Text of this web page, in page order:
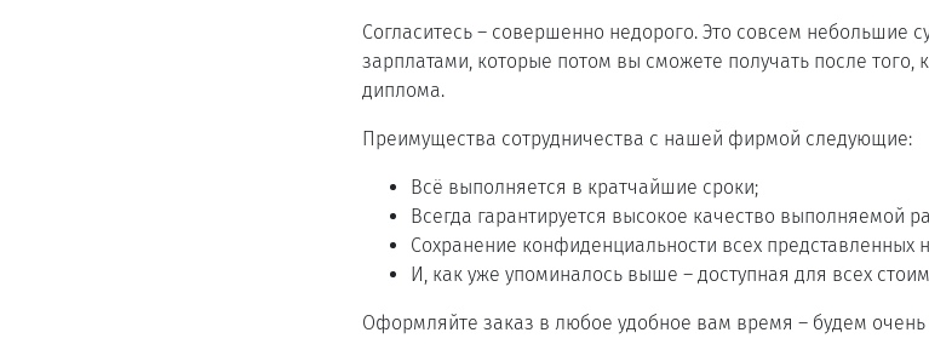
Согласитесь – совершенно недорого. Это совсем небольшие
зарплатами, которые потом вы сможете получать после того,
диплома.
Преимущества сотрудничества с нашей фирмой следующие:
Всё выполняется в кратчайшие сроки;
Всегда гарантируется высокое качество выполняемой
Сохранение конфиденциальности всех представленных
И, как уже упоминалось выше – доступная для всех
Оформляйте заказ в любое удобное вам время – будем